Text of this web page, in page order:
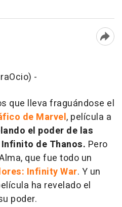
-
que lleva fraguándose el
de Marvel, película a
el poder de las
de Thanos. Pero
que fue todo un
Infinity War. Y un
ha revelado el
poder.